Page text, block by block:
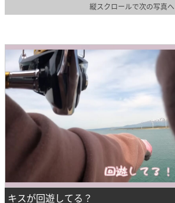
縦スクロールで次の写真へ
キスが回遊してる？